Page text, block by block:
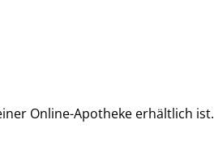
Online-Apotheke erhältlich ist.